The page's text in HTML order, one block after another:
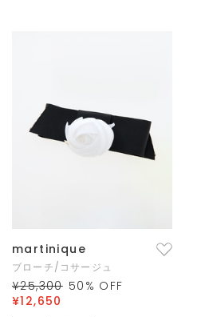
martinique
ブローチ/コサージュ
¥25,300 50 % OFF
¥12,650